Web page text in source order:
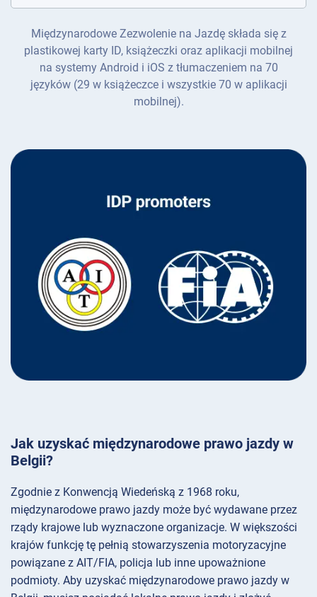
Międzynarodowe Zezwolenie na Jazdę składa się z
plastikowej karty ID, książeczki oraz aplikacji mobilnej
na systemy Android i iOS z tłumaczeniem na 70
języków (29 w książeczce i wszystkie 70 w aplikacji
mobilnej).
Jak uzyskać międzynarodowe prawo jazdy w
Belgii?
Zgodnie z Konwencją Wiedeńską z 1968 roku,
międzynarodowe prawo jazdy może być wydawane przez
rządy krajowe lub wyznaczone organizacje. W większości
krajów funkcję tę pełnią stowarzyszenia motoryzacyjne
powiązane z AIT/FIA, policja lub inne upoważnione
podmioty. Aby uzyskać międzynarodowe prawo jazdy w